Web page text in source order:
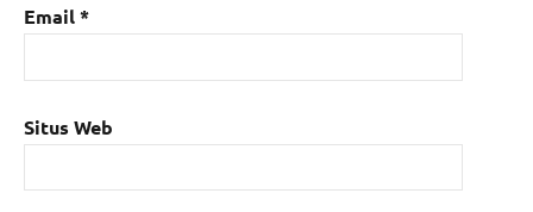
Email*
Situs Web